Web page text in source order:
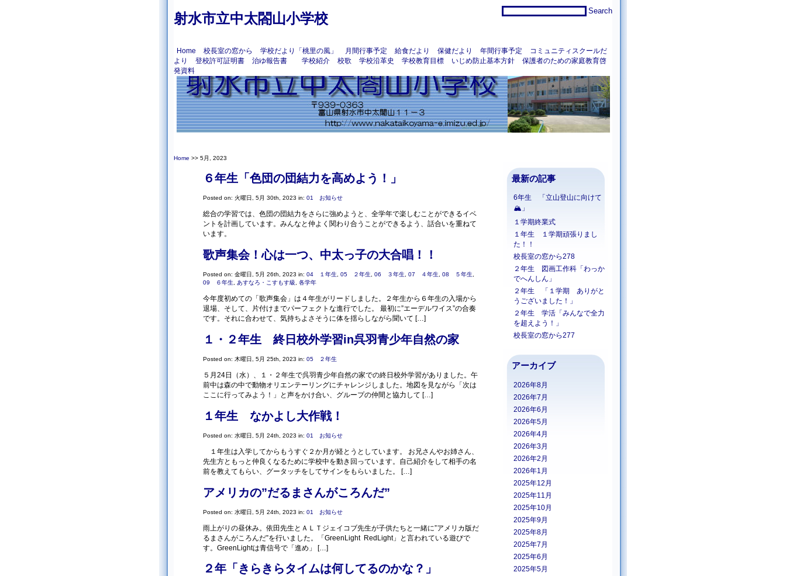
射水市立中太閤山小学校
Home 校長室の窓から 学校だより「桃里の風」 月間行事予定 給食だより 保健だより 年間行事予定
コミュニティスクールだ
より
登校許可証明書 治ゆ報告書 学校紹介 校歌 学校沿革史 学校教育目標 いじめ防止基本方針
保護者のための家庭教育啓
発資料
最新の記事
6年生 「立山登山に向けて
🏔」
１学期終業式
１年生 １学期頑張りまし
た！！
校長室の窓から278
２年生 図画工作科「わっか
でへんしん」
２年生 「１学期 ありがと
うございました！」
２年生 学活「みんなで全力
を超えよう！」
校長室の窓から277
アーカイブ
2026年8月
2026年7月
2026年6月
2026年5月
2026年4月
2026年3月
2026年2月
2026年1月
2025年12月
2025年11月
2025年10月
2025年9月
2025年8月
2025年7月
2025年6月
2025年5月
Home >> 5月, 2023
６年生「色団の団結力を高めよう！」
Posted on: 火曜日, 5月 30th, 2023 in: 01 お知らせ
総合の学習では、色団の団結力をさらに強めようと、全学年で楽しむことができるイベ
ントを計画しています。みんなと仲よく関わり合うことができるよう、話合いを重ねて
います。
歌声集会！心は一つ、中太っ子の大合唱！！
Posted on: 金曜日, 5月 26th, 2023 in: 04 １年生 05 ２年生 06 ３年生 07 ４年生 08 ５年生
09 ６年生
あすなろ・こすもす級 各学年
今年度初めての「歌声集会」は４年生がリードしました。２年生から６年生の入場から
退場、そして、片付けまでパーフェクトな進行でした。 最初に”エーデルワイス”の合奏
です。それに合わせて、気持ちよさそうに体を揺らしながら聞いて […]
１・２年生 終日校外学習in呉羽青少年自然の家
Posted on: 木曜日, 5月 25th, 2023 in: 05 ２年生
５月24日（水）、１・２年生で呉羽青少年自然の家での終日校外学習がありました。午
前中は森の中で動物オリエンテーリングにチャレンジしました。地図を見ながら「次は
ここに行ってみよう！」と声をかけ合い、グループの仲間と協力して […]
１年生 なかよし大作戦！
Posted on: 水曜日, 5月 24th, 2023 in: 01 お知らせ
１年生は入学してからもうすぐ２か月が経とうとしています。 お兄さんやお姉さん、
先生方ともっと仲良くなるために学校中を動き回っています。自己紹介をして相手の名
前を教えてもらい、グータッチをしてサインをもらいました。 […]
アメリカの”だるまさんがころんだ”
Posted on: 水曜日, 5月 24th, 2023 in: 01 お知らせ
雨上がりの昼休み。依田先生とＡＬＴジェイコブ先生が子供たちと一緒に”アメリカ版だ
るまさんがころんだ”を行いました。「GreenLight RedLight」と言われている遊びで
す。GreenLightは青信号で「進め」 […]
２年「きらきらタイムは何してるのかな？」